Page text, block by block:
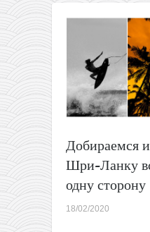
Африку
Азию
всего
туда-
обратно
Добираемся
Шри-Ланку
одну сторону
18/02/2020